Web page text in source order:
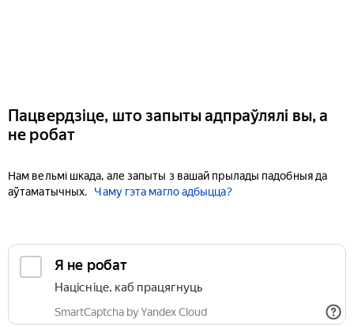
Пацвердзіце, што запыты адпраўлялі вы, а
не робат
Нам вельмі шкада, але запыты з вашай прылады падобныя да
аўтаматычных.
Чаму гэта магло адбыцца?
Я не робат
Націсніце, каб працягнуць
SmartCaptcha by Yandex Cloud